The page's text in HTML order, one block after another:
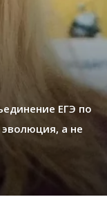
ЕГЭ по
а не